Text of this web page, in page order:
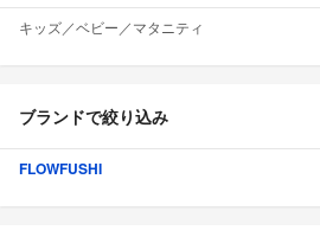
キッズ／ベビー／マタニティ
ブランドで絞り込み
FLOWFUSHI